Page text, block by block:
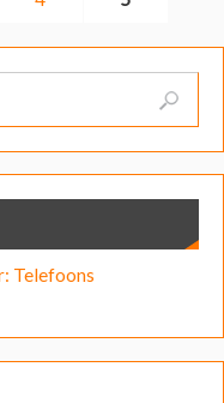
Telefoons